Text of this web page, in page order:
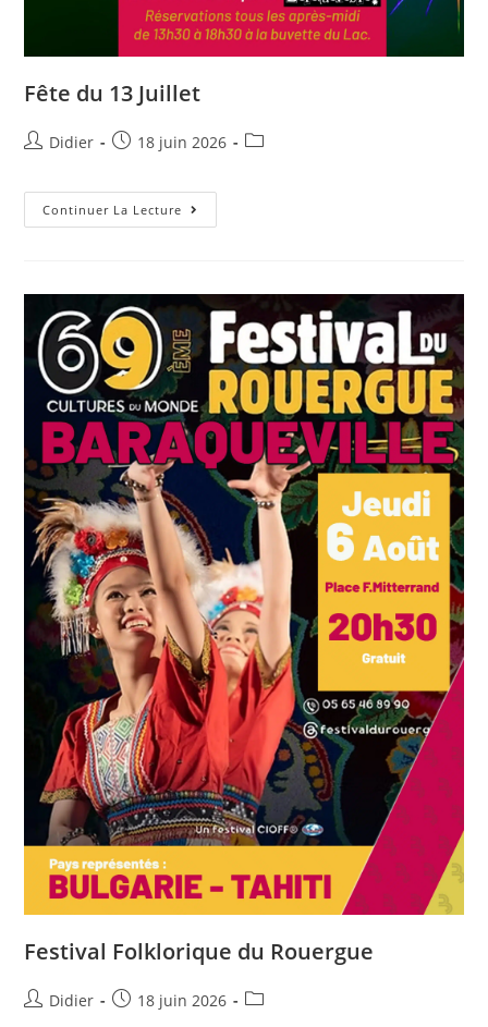
Fête du 13 Juillet
Didier 18 juin 2026
Continuer La Lecture
Festival Folklorique du Rouergue
Didier 18 juin 2026